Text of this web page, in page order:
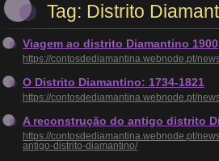
Tag: Distrito
Viagem ao distrito Diamantino 1900
https://contosdediamantina.webnode.pt/
O Distrito Diamantino: 1734-1821
https://contosdediamantina.webnode.pt/
A reconstrução do antigo distrito
https://contosdediamantina.webnode.pt/
antigo-distrito-diamantino/